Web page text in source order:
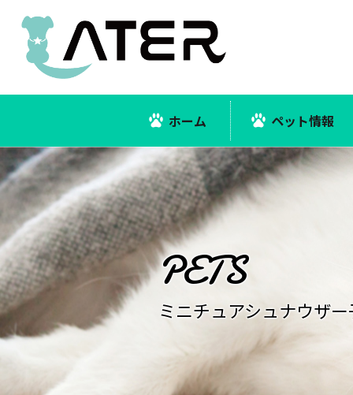
ホーム ペット情報
ミニチュアシュナウザ